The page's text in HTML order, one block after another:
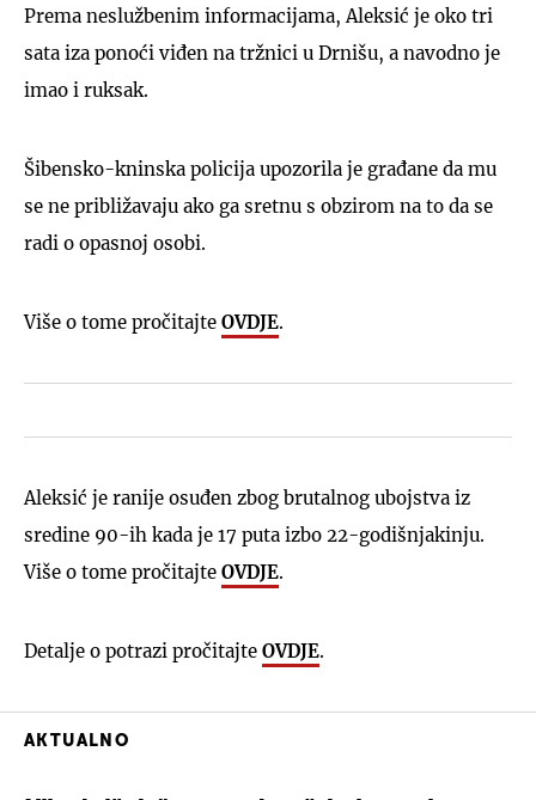
Prema neslužbenim informacijama, Aleksić je oko tri
sata iza ponoći viđen na tržnici u Drnišu, a navodno je
imao i ruksak.
Šibensko-kninska policija upozorila je građane da mu
se ne približavaju ako ga sretnu s obzirom na to da se
radi o opasnoj osobi.
Više o tome pročitajte OVDJE.
Aleksić je ranije osuđen zbog brutalnog ubojstva iz
sredine 90-ih kada je 17 puta izbo 22-godišnjakinju.
Više o tome pročitajte OVDJE.
Detalje o potrazi pročitajte OVDJE.
AKTUALNO